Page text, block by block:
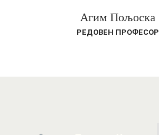
Агим Пољоска
РЕДОВЕН ПРОФЕСОР